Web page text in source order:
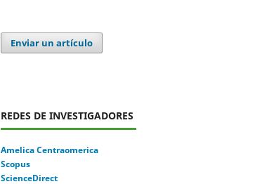
Enviar un artículo
REDES DE INVESTIGADORES
Amelica Centraomerica
Scopus
ScienceDirect